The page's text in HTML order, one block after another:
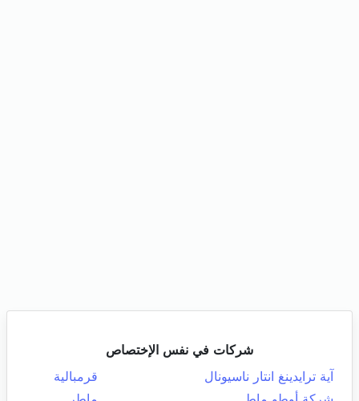
شركات في نفس الإختصاص
آية ترايدينغ انتار ناسيونال
قرمبالية